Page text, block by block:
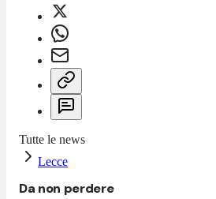
Tutte le news
Lecce
Da non perdere